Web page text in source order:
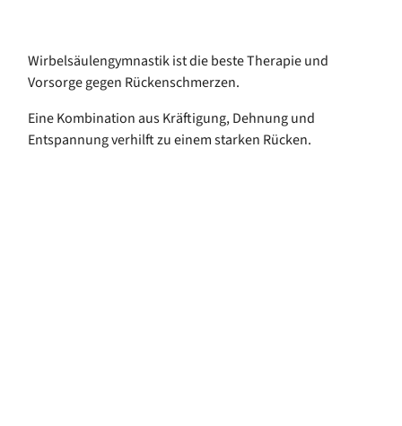
Wirbelsäulengymnastik ist die beste Therapie und
Vorsorge gegen Rückenschmerzen.
Eine Kombination aus Kräftigung, Dehnung und
Entspannung verhilft zu einem starken Rücken.